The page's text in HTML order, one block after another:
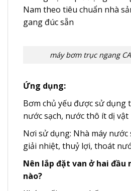
Nam theo tiêu chuẩn nhà
gang đúc sẵn
máy bơm trục ngang
Ứng dụng:
Bơm chủ yếu được sử
nước sạch, nước thô ít dị vật
Nơi sử dụng: Nhà máy nước
giải nhiệt, thuỷ lợi, thoát
Nên lắp đặt van ở hai đầu
nào?